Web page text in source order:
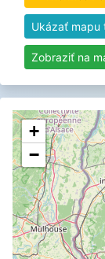
Ukázať
Zobraziť na
+
−